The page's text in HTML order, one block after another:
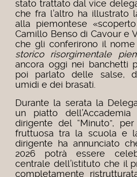
stato trattato dal vice
che fra l’altro ha illustrato
alla piemontese
Camillo Benso di Cavour e
che gli conferirono il
storico risorgimentale
ancora oggi nei banchetti
poi parlato delle salse,
umidi e dei brasati.
Durante la serata la
un piatto
dirigente del “Minuto”,
fruttuosa tra la scuola e
dirigente ha annunciato
2026 potrà essere
centrale dell’istituto che il
completamente